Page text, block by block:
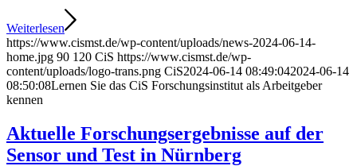
Weiterlesen
https://www.cismst.de/wp-content/uploads/news-2024-06-14-
home.jpg 90 120 CiS https://www.cismst.de/wp-
content/uploads/logo-trans.png CiS2024-06-14 08:49:042024-06-14
08:50:08Lernen Sie das CiS Forschungsinstitut als Arbeitgeber
kennen
Aktuelle Forschungsergebnisse auf der
Sensor und Test in Nürnberg